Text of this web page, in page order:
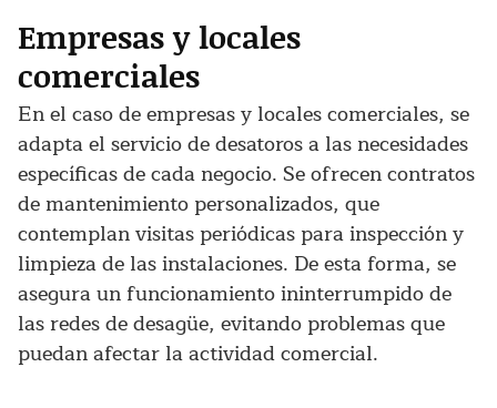
Empresas y locales
comerciales
En el caso de empresas y locales comerciales, se
adapta el servicio de desatoros a las necesidades
específicas de cada negocio. Se ofrecen contratos
de mantenimiento personalizados, que
contemplan visitas periódicas para inspección y
limpieza de las instalaciones. De esta forma, se
asegura un funcionamiento ininterrumpido de
las redes de desagüe, evitando problemas que
puedan afectar la actividad comercial.